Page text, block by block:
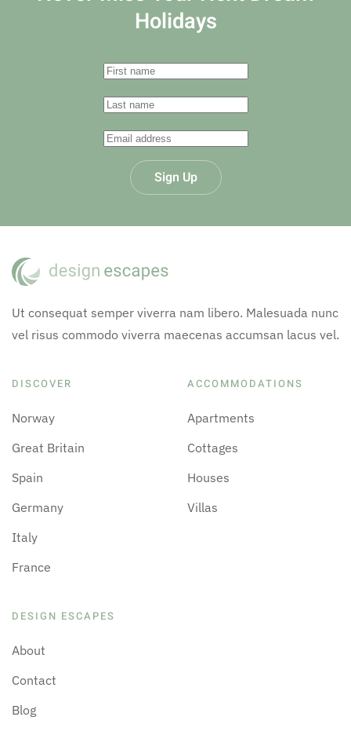
Holidays
Sign Up
Ut consequat semper viverra nam libero. Malesuada nunc
vel risus commodo viverra maecenas accumsan lacus vel.
DISCOVER
Norway
Great Britain
Spain
Germany
Italy
France
ACCOMMODATIONS
Apartments
Cottages
Houses
Villas
DESIGN ESCAPES
About
Contact
Blog